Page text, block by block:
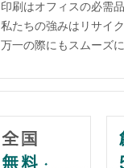
印刷はオフィスの必需
私たちの強みはリサイ
万一の際にもスムーズ